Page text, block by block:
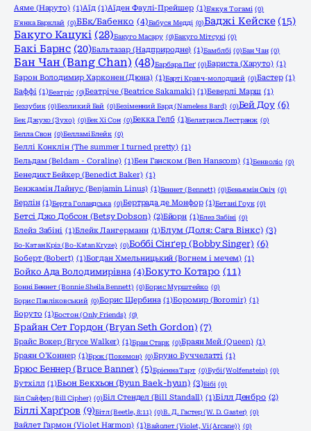
Аяме (Наруто) (1)Аїд (1)Аїден Фаулі-Прейшер (1)Б'якуя Тогамі (0)
Б'янка Барклай (0)ББк/Бабенко (4)Бабуся Медді (0)Баджі Кейске (15)
Бакуго Кацукі (28)Бакуго Масару (0)Бакуго Мітсукі (0)
Бакі Барнс (20)Бальтазар (Надприродне) (1)Бамблбі (0)Бан Чан (0)
Бан Чан (Bang Chan) (48)Барбара Пеґ (0)Бариста (Харуто) (1)
Барон Володимир Харконен (Дюна) (1)Барті Кравч-молодший (0)Бастер (1)
Баффі (1)Беатріс (0)Беатріче (Beatrice Sakamaki) (1)Беверлі Марш (1)
Беззубик (0)Безликий Бай (0)Безіменний Бард (Nameless Bard) (0)Бей Доу (6)
Бек Джухо (Зухо) (0)Бек Хі Сон (0)Бекка Гелб (1)Белатриса Лестранж (0)
Белла Свон (0)Белламі Блейк (0)
Беллі Конклін (The summer I turned pretty) (1)
Бельдам (Beldam - Coraline) (1)Бен Ганском (Ben Hanscom) (1)Бенволіо (0)
Бенедикт Бейкер (Benedict Baker) (1)
Бенжамін Лайнус (Benjamin Linus) (1)Беннет (Bennett) (0)Беньямін Овіч (0)
Берлін (1)Берта Голандська (0)Бертрада де Монфор (1)Бетані Гоук (0)
Бетсі Джо Добсон (Betsy Dobson) (2)Бйорн (1)Блез Забіні (0)
Блейз Забіні (1)Блейк Лангерманн (1)Блум (Доля: Сага Вінкс) (3)
Бо-Катан Кріз (Bo-Katan Kryze) (0)Боббі Сінґер (Bobby Singer) (6)
Боберт (Bobert) (1)Богдан Хмельницький (Вогнем і мечем) (1)
Бойко Ада Володимирівна (4)Бокуто Котаро (11)
Бонні Беннет (Bonnie Sheila Bennett) (0)Борис Мурштейко (0)
Борис Павліковський (0)Борис Щербина (1)Боромир (Boromir) (1)
Боруто (1)Бостон (Only Friends) (0)
Брайан Сет Гордон (Bryan Seth Gordon) (7)
Брайс Вокер (Bryce Walker) (1)Бран Старк (0)Браян Мей (Queen) (1)
Браян О'Коннер (1)Брок (Покемон) (0)Бруно Буччелатті (1)
Брюс Беннер (Bruce Banner) (5)Брієнна Тарт (0)Бубі (Wolfenstein) (0)
Бутхілл (1)Бьон Бекхьон (Byun Baek-hyun) (3)Бібі (0)
Біл Сайфер (Bill Cipher) (0)Біл Стендел (Bill Standall) (1)Білл Денбро (2)
Біллі Харґров (9)Бітл (Beetle, 8:11) (0)В. Д. Гастер (W. D. Gaster) (0)
Вайлет Гармон (Violet Harmon) (1)Вайолет (Violet, Vi (Arcane)) (0)